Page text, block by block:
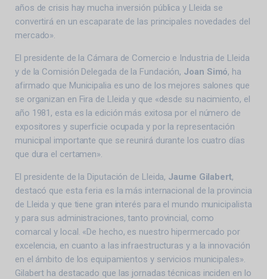
años de crisis hay mucha inversión pública y Lleida se
convertirá en un escaparate de las principales novedades del
mercado».
El presidente de la Cámara de Comercio e Industria de Lleida
y de la Comisión Delegada de la Fundación, Joan Simó, ha
afirmado que Municipalia es uno de los mejores salones que
se organizan en Fira de Lleida y que «desde su nacimiento, el
año 1981, esta es la edición más exitosa por el número de
expositores y superficie ocupada y por la representación
municipal importante que se reunirá durante los cuatro días
que dura el certamen».
El presidente de la Diputación de Lleida, Jaume Gilabert,
destacó que esta feria es la más internacional de la provincia
de Lleida y que tiene gran interés para el mundo municipalista
y para sus administraciones, tanto provincial, como
comarcal y local. «De hecho, es nuestro hipermercado por
excelencia, en cuanto a las infraestructuras y a la innovación
en el ámbito de los equipamientos y servicios municipales».
Gilabert ha destacado que las jornadas técnicas inciden en lo